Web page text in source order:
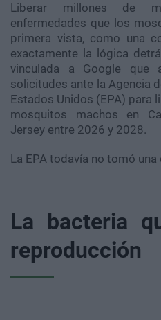
Liberar millones de
enfermedades que los
primera vista, como una
exactamente la lógica
vinculada a Google que
solicitudes ante la Agencia
Estados Unidos (EPA) para
mosquitos machos en
Jersey entre 2026 y 2028.
La EPA todavía no tomó una
La bacteria
reproducción